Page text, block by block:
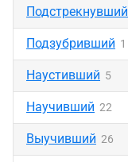
Подстрекнувший
Подзубривший 1
Наустивший 5
Научивший 22
Выучивший 26